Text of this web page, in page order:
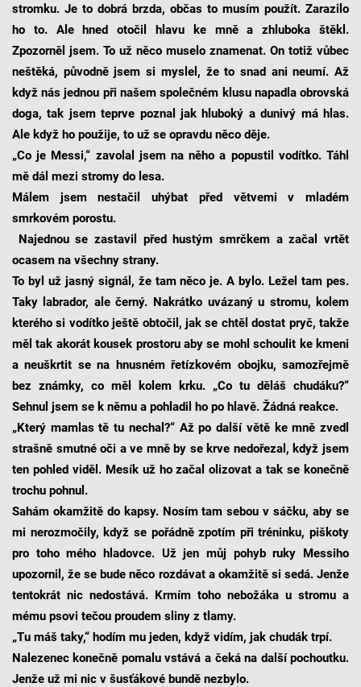
stromku. Je to dobrá brzda, občas to musím použít. Zarazilo
ho to. Ale hned otočil hlavu ke mně a zhluboka štěkl.
Zpozorněl jsem. To už něco muselo znamenat. On totiž vůbec
neštěká, původně jsem si myslel, že to snad ani neumí. Až
když nás jednou při našem společném klusu napadla obrovská
doga, tak jsem teprve poznal jak hluboký a dunivý má hlas.
Ale když ho použije, to už se opravdu něco děje.
„Co je Messi,“ zavolal jsem na něho a popustil vodítko. Táhl
mě dál mezi stromy do lesa.
Málem jsem nestačil uhýbat před větvemi v mladém
smrkovém porostu.
Najednou se zastavil před hustým smrčkem a začal vrtět
ocasem na všechny strany.
To byl už jasný signál, že tam něco je. A bylo. Ležel tam pes.
Taky labrador, ale černý. Nakrátko uvázaný u stromu, kolem
kterého si vodítko ještě obtočil, jak se chtěl dostat pryč, takže
měl tak akorát kousek prostoru aby se mohl schoulit ke kmeni
a neuškrtit se na hnusném řetízkovém obojku, samozřejmě
bez známky, co měl kolem krku. „Co tu děláš chudáku?“
Sehnul jsem se k němu a pohladil ho po hlavě. Žádná reakce.
„Který mamlas tě tu nechal?“ Až po další větě ke mně zvedl
strašně smutné oči a ve mně by se krve nedořezal, když jsem
ten pohled viděl. Mesík už ho začal olizovat a tak se konečně
trochu pohnul.
Sahám okamžitě do kapsy. Nosím tam sebou v sáčku, aby se
mi nerozmočily, když se pořádně zpotím při tréninku, piškoty
pro toho mého hladovce. Už jen můj pohyb ruky Messiho
upozornil, že se bude něco rozdávat a okamžitě si sedá. Jenže
tentokrát nic nedostává. Krmím toho nebožáka u stromu a
mému psovi tečou proudem sliny z tlamy.
„Tu máš taky,“ hodím mu jeden, když vidím, jak chudák trpí.
Nalezenec konečně pomalu vstává a čeká na další pochoutku.
Jenže už mi nic v šusťákové bundě nezbylo.